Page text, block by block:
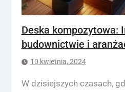
Deska kompozytowa:
budownictwie i
10 kwietnia, 2024
W dzisiejszych czasach,